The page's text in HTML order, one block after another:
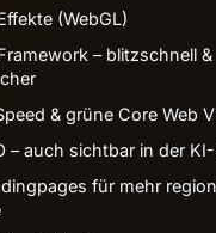
(WebGL)
– blitzschnell &
& grüne Core Web
– auch sichtbar in der
für mehr